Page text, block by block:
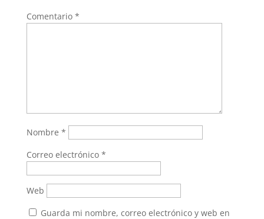
Comentario *
Nombre *
Correo electrónico *
Web
Guarda mi nombre, correo electrónico y web en